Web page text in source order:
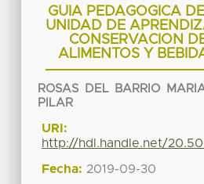
GUIA PEDAGOGICA
UNIDAD DE
CONSERVACION
ALIMENTOS Y
ROSAS DEL BARRIO
PILAR
URI:
http://hdl.handle.net/
Fecha: 2019-09-30